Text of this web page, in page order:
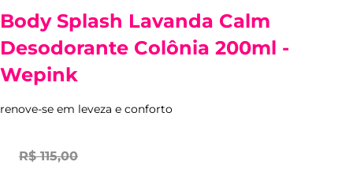
Body Splash Lavanda Calm
Desodorante Colônia 200ml -
Wepink
renove-se em leveza e conforto
R$ 115,00